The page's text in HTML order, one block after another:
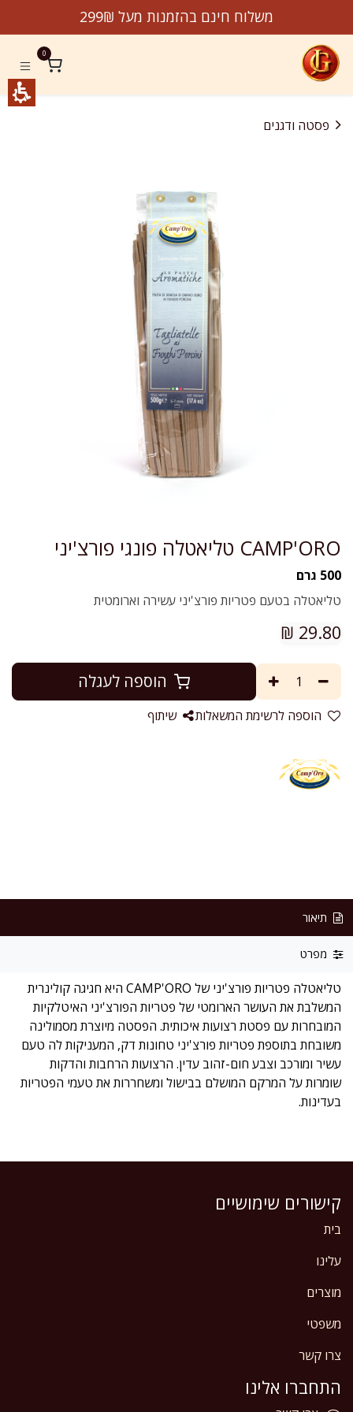
משלוח חינם בהזמנות מעל 299₪
0
פסטה ודגנים
CAMP'ORO טליאטלה פונגי פורצ'יני
500 גרם
טליאטלה בטעם פטריות פורצ'יני עשירה וארומטית
29.80
₪
הוספה לעגלה
הוספה לרשימת המשאלות שיתוף
תיאור
מפרט
טליאטלה פטריות פורצ'יני של CAMP'ORO היא חגיגה קולינרית
המשלבת את העושר הארומטי של פטריות הפורצ'יני האיטלקיות
המובחרות עם פסטת רצועות איכותית. הפסטה מיוצרת מסמולינה
משובחת בתוספת פטריות פורצ'יני טחונות דק, המעניקות לה טעם
עשיר ומורכב וצבע חום-זהוב עדין. הרצועות הרחבות והדקות
שומרות על המרקם המושלם בבישול ומשחררות את טעמי הפטריות
בעדינות.
קישורים שימושיים
בית
עלינו
מוצרים
משפטי
צרו קשר
התחברו אלינו